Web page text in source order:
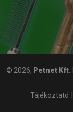
© 2026, Petnet Kft.
Tájékoztató